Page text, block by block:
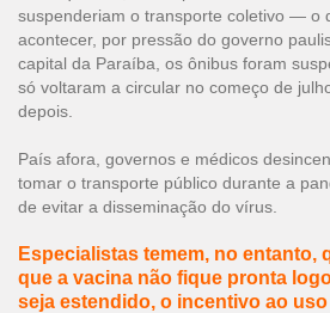
suspenderiam o transporte coletivo — o
acontecer, por pressão do governo
capital da Paraíba, os ônibus foram
só voltaram a circular no começo de
depois.
País afora, governos e médicos
tomar o transporte público durante a
de evitar a disseminação do vírus.
Especialistas temem, no entanto,
que a vacina não fique pronta
seja estendido, o incentivo ao